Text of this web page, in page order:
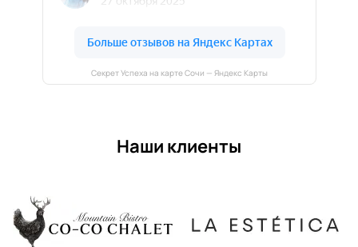
Секрет Успеха на карте Сочи — Яндекс Карты
Наши клиенты